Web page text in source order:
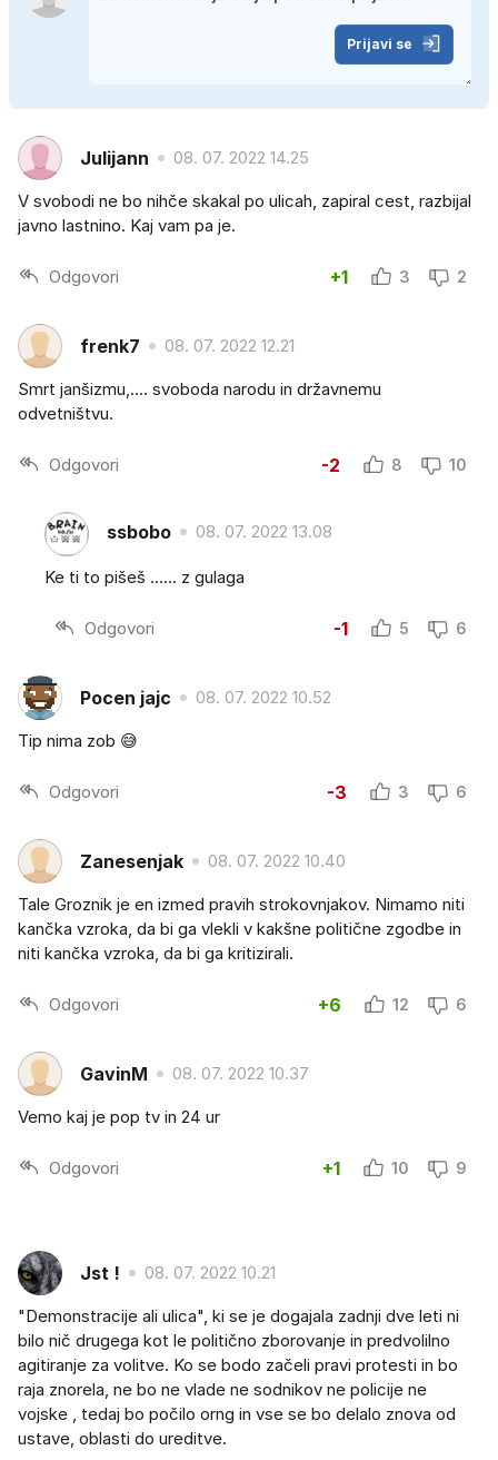
Prijavi se
Julijann 08. 07. 2022 14.25
V svobodi ne bo nihče skakal po ulicah, zapiral cest, razbijal
javno lastnino. Kaj vam pa je.
Odgovori +1 3 2
frenk7 08. 07. 2022 12.21
Smrt janšizmu,.... svoboda narodu in državnemu
odvetništvu.
Odgovori -2 8 10
ssbobo 08. 07. 2022 13.08
Ke ti to pišeš ...... z gulaga
Odgovori -1 5 6
Pocen jajc 08. 07. 2022 10.52
Tip nima zob 😅
Odgovori -3 3 6
Zanesenjak 08. 07. 2022 10.40
Tale Groznik je en izmed pravih strokovnjakov. Nimamo niti
kančka vzroka, da bi ga vlekli v kakšne politične zgodbe in
niti kančka vzroka, da bi ga kritizirali.
Odgovori +6 12 6
GavinM 08. 07. 2022 10.37
Vemo kaj je pop tv in 24 ur
Odgovori +1 10 9
Jst ! 08. 07. 2022 10.21
"Demonstracije ali ulica", ki se je dogajala zadnji dve leti ni
bilo nič drugega kot le politično zborovanje in predvolilno
agitiranje za volitve. Ko se bodo začeli pravi protesti in bo
raja znorela, ne bo ne vlade ne sodnikov ne policije ne
vojske , tedaj bo počilo orng in vse se bo delalo znova od
ustave, oblasti do ureditve.